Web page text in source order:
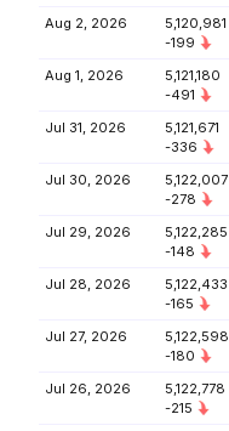
Aug 2, 2026
5,120,981
-199
Aug 1, 2026
5,121,180
-491
Jul 31, 2026
5,121,671
-336
Jul 30, 2026
5,122,007
-278
Jul 29, 2026
5,122,285
-148
Jul 28, 2026
5,122,433
-165
Jul 27, 2026
5,122,598
-180
Jul 26, 2026
5,122,778
-215